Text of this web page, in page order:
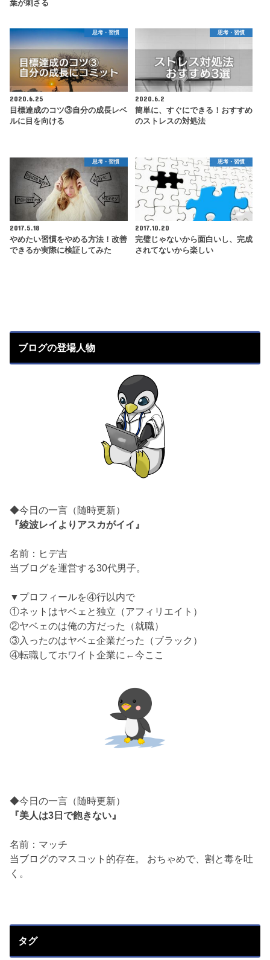
葉が刺さる
思考・習慣
2020.6.25
目標達成のコツ③自分の成長レベ
ルに目を向ける
思考・習慣
2020.6.2
簡単に、すぐにできる！おすすめ
のストレスの対処法
思考・習慣
2017.5.18
やめたい習慣をやめる方法！改善
できるか実際に検証してみた
思考・習慣
2017.10.20
完璧じゃないから面白いし、完成
されてないから楽しい
ブログの登場人物
◆今日の一言（随時更新）
『綾波レイよりアスカがイイ』
名前：ヒデ吉
当ブログを運営する30代男子。
▼プロフィールを④行以内で
①ネットはヤベェと独立（アフィリエイト）
②ヤベェのは俺の方だった（就職）
③入ったのはヤベェ企業だった（ブラック）
④転職してホワイト企業に←今ここ
◆今日の一言（随時更新）
『美人は3日で飽きない』
名前：マッチ
当ブログのマスコット的存在。 おちゃめで、割と毒を吐
く。
タグ